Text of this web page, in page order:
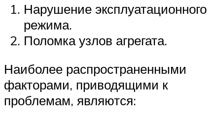
Нарушение эксплуатационного
режима.
Поломка узлов агрегата.
Наиболее распространенными
факторами, приводящими к
проблемам, являются: